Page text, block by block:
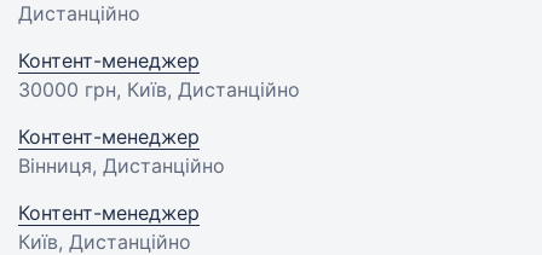
Дистанційно
Контент-менеджер
30000 грн, Київ, Дистанційно
Контент-менеджер
Вінниця, Дистанційно
Контент-менеджер
Київ, Дистанційно